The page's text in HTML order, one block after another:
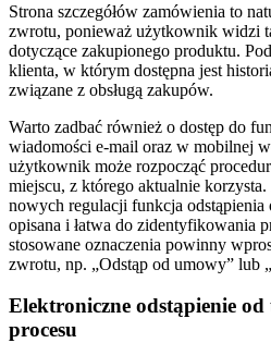
Strona szczegółów zamówienia to
zwrotu, ponieważ użytkownik widzi
dotyczące zakupionego produktu.
klienta, w którym dostępna jest
związane z obsługą zakupów.
Warto zadbać również o dostęp do
wiadomości e-mail oraz w mobilnej
użytkownik może rozpocząć
miejscu, z którego aktualnie korzysta.
nowych regulacji funkcja
opisana i łatwa do zidentyfikowania
stosowane oznaczenia powinny
zwrotu, np. „Odstąp od umowy” lub
Elektroniczne odstąpienie
procesu